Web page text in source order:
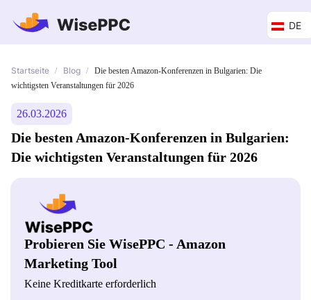
DE
Startseite / Blog /
Die besten Amazon-Konferenzen in Bulgarien: Die
wichtigsten Veranstaltungen für 2026
26.03.2026
Die besten Amazon-Konferenzen in Bulgarien:
Die wichtigsten Veranstaltungen für 2026
Probieren Sie WisePPC - Amazon
Marketing Tool
Keine Kreditkarte erforderlich